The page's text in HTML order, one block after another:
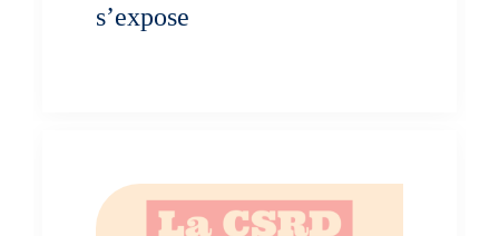
s’expose